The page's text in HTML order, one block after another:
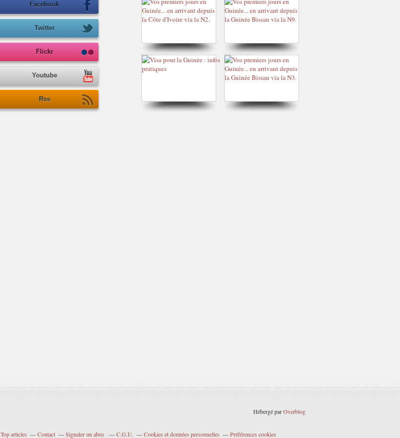
Facebook
Twitter
Flickr
Youtube
Rss
Hébergé parOverblog
Top articles Contact Signaler un abus C.G.U. Cookies et données personnelles Préférences cookies